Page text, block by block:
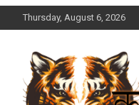
to
Thursday, August 6, 2026